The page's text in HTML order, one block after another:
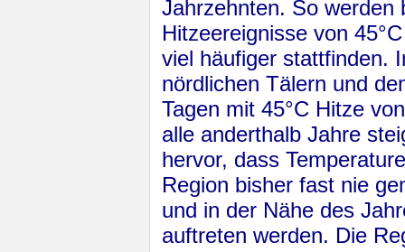
Jahrzehnten. So werden
Hitzeereignisse von
viel häufiger stattfinden.
nördlichen Tälern und
Tagen mit 45°C Hitze
alle anderthalb Jahre
hervor, dass
Region bisher fast nie
und in der Nähe des
auftreten werden. Die